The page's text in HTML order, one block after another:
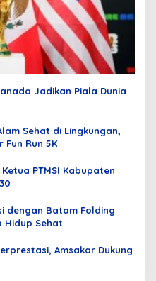
Jadikan Piala Dunia
Sehat di Lingkungan,
Run 5K
PTMSI Kabupaten
dengan Batam Folding
Hidup Sehat
Amsakar Dukung